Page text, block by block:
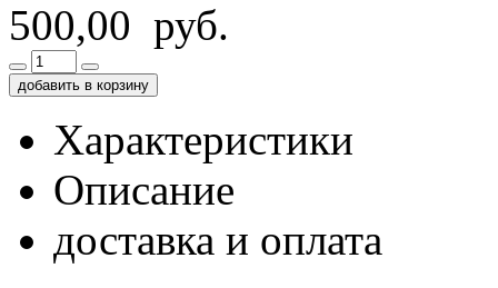
500,00 руб.
добавить в корзину
Характеристики
Описание
доставка и оплата